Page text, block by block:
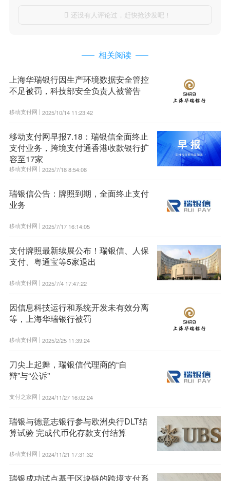
 还没有人评论过，赶快抢沙发吧！
相关阅读
上海华瑞银行因生产环境数据安全管控
不足被罚，科技部安全负责人被警告
移动支付网 | 2025/10/14 11:23:42
移动支付网早报7.18：瑞银信全面终止
支付业务，跨境支付通香港收款银行扩
容至17家
移动支付网 | 2025/7/18 8:54:08
瑞银信公告：牌照到期，全面终止支付
业务
移动支付网 | 2025/7/17 16:14:05
支付牌照最新续展公布！瑞银信、人保
支付、粤通宝等5家退出
移动支付网 | 2025/7/4 17:47:22
因信息科技运行和系统开发未有效分离
等，上海华瑞银行被罚
移动支付网 | 2025/2/25 11:39:24
刀尖上起舞，瑞银信代理商的“自
辩”与“公诉”
支付之家网 | 2024/11/27 16:02:24
瑞银与德意志银行参与欧洲央行DLT结
算试验 完成代币化存款支付结算
移动支付网 | 2024/11/21 17:31:32
瑞银成功试点基于区块链的跨境支付系